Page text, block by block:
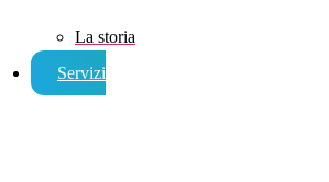
La storia
Servizi